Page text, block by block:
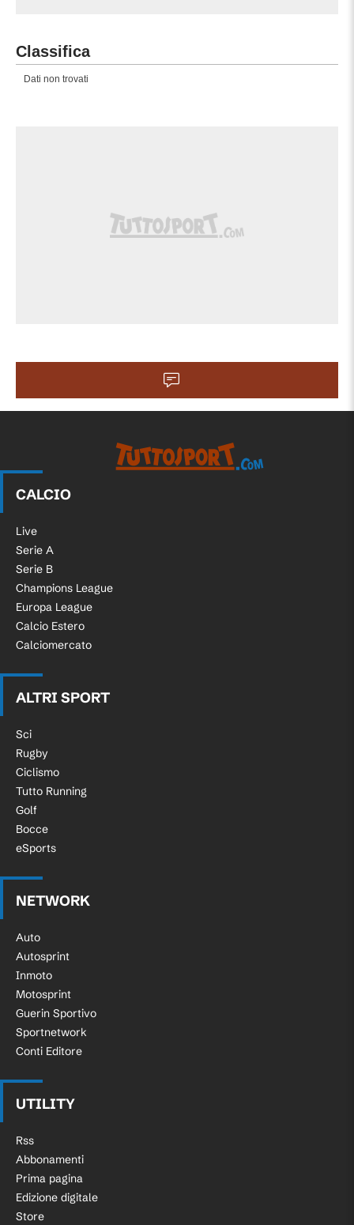
Classifica
Dati non trovati
CALCIO
Live
Serie A
Serie B
Champions League
Europa League
Calcio Estero
Calciomercato
ALTRI SPORT
Sci
Rugby
Ciclismo
Tutto Running
Golf
Bocce
eSports
NETWORK
Auto
Autosprint
Inmoto
Motosprint
Guerin Sportivo
Sportnetwork
Conti Editore
UTILITY
Rss
Abbonamenti
Prima pagina
Edizione digitale
Store